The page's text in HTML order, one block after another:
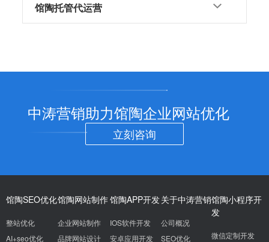
馆陶托管代运营
中涛营销助力馆陶企业网站优化
立刻咨询
馆陶SEO优化
整站优化
AI+seo优化
馆陶网站制作
企业网站制作
品牌网站设计
馆陶APP开发
IOS软件开发
安卓应用开发
关于中涛营销
公司概况
SEO优化
馆陶小程序开
发
微信定制开发